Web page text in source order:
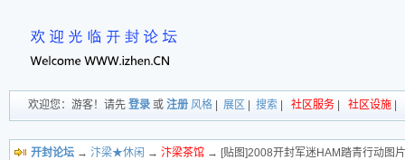
欢迎您：游客！请先 登录 或 注册 风格 展区 搜索 社区服务 社区设施
开封论坛 → 汴梁★休闲 → 汴梁茶馆 → [贴图]2008开封军迷HAM踏青行动图片